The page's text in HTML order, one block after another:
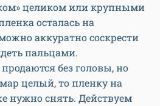
целиком или крупными
осталась на
аккуратно соскрести
пальцами.
без головы, но
целый, то пленку на
нужно снять. Действуем